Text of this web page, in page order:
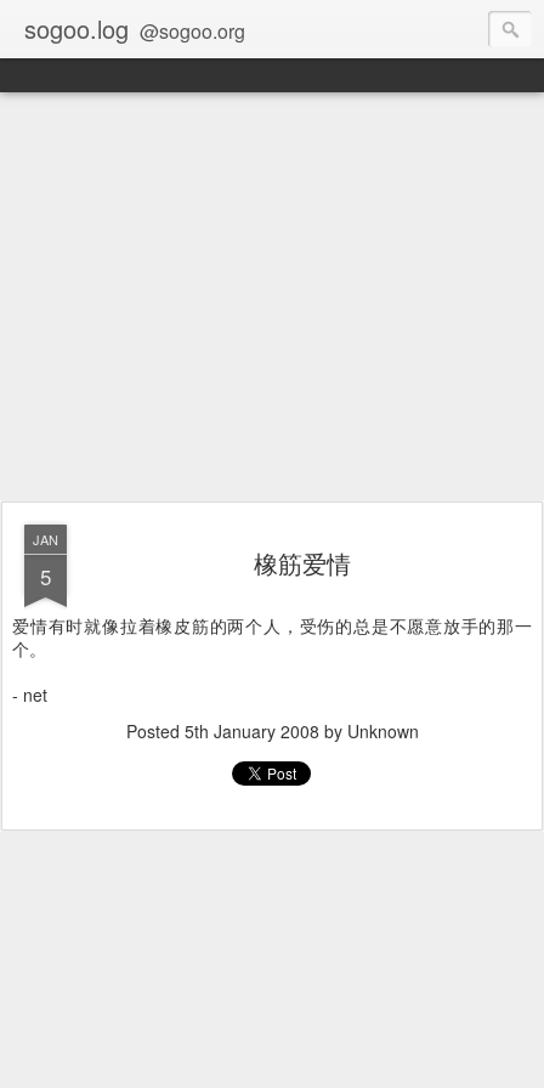
sogoo.log @sogoo.org
JAN
5 橡筋爱情
爱情有时就像拉着橡皮筋的两个人，受伤的总是不愿意放手的那一
个。
- net
Posted 5th January 2008 by Unknown